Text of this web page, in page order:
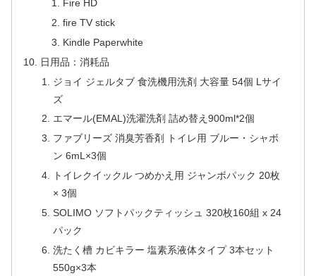
Fire HD
fire TV stick
Kindle Paperwhite
日用品：消耗品
ジョイ ジェルタブ 食洗機用洗剤 大容量 54個 Lサイ
ズ
エマール(EMAL)洗濯洗剤 詰め替え900ml*2個
ファブリーズ 消臭芳香剤 トイレ用 ブルー・シャボ
ン 6mL×3個
トイレクイックル つめかえ用 ジャンボパック 20枚
× 3個
SOLIMO ソフトパックティッシュ 320枚160組 x 24
パック
洗たく槽 カビキラー 塩素系液体タイプ 3本セット
550g×3本